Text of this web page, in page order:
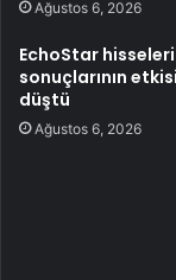
Ağustos 6, 2026
EchoStar
sonuçlarının
düştü
Ağustos 6, 2026